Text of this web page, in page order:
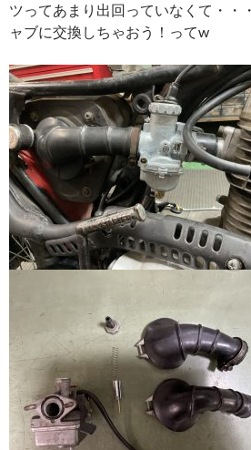
ツってあまり出回っていなくて・・
ャブに交換しちゃおう！ってw